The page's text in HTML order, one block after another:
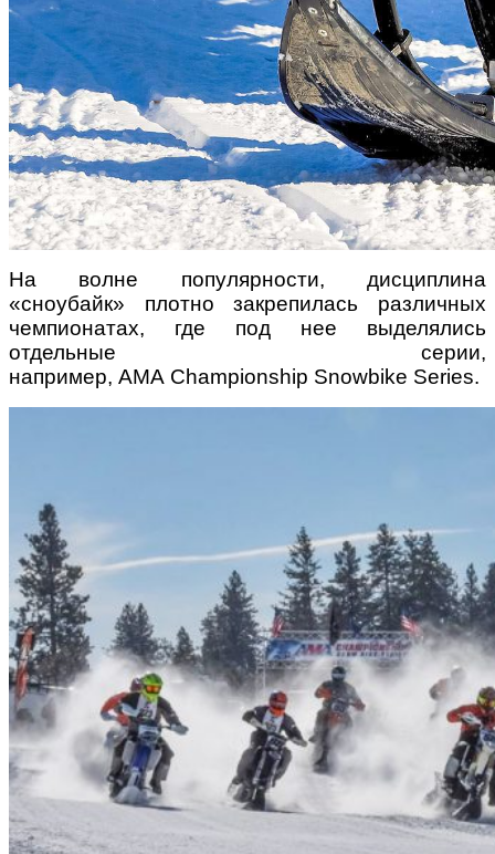
На волне популярности, дисциплина
«сноубайк» плотно закрепилась различных
чемпионатах, где под нее выделялись
отдельные серии,
например, AMA Championship Snowbike Series.